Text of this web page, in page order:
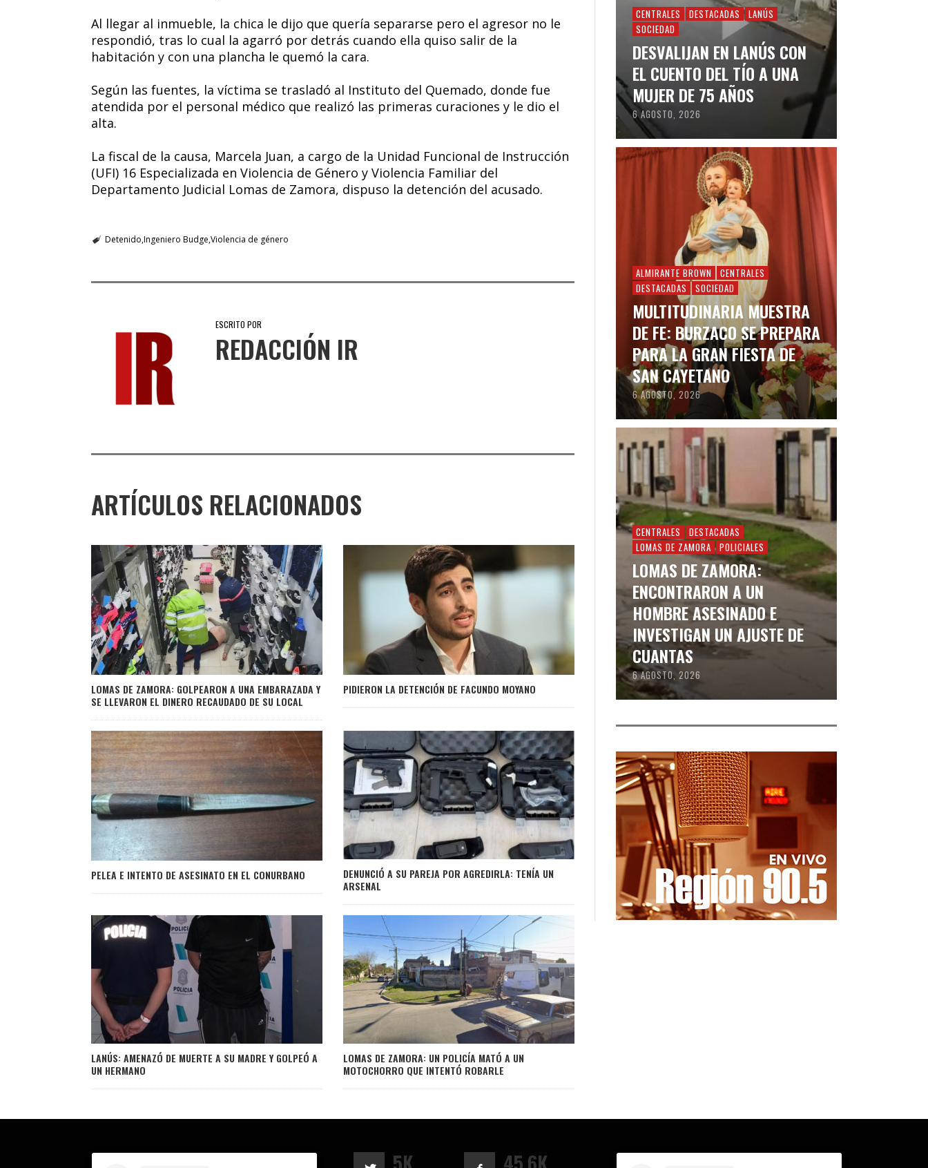
Al llegar al inmueble, la chica le dijo que quería separarse pero el agresor no le
respondió, tras lo cual la agarró por detrás cuando ella quiso salir de la
habitación y con una plancha le quemó la cara.
Según las fuentes, la víctima se trasladó al Instituto del Quemado, donde fue
atendida por el personal médico que realizó las primeras curaciones y le dio el
alta.
La fiscal de la causa, Marcela Juan, a cargo de la Unidad Funcional de Instrucción
(UFI) 16 Especializada en Violencia de Género y Violencia Familiar del
Departamento Judicial Lomas de Zamora, dispuso la detención del acusado.
Detenido Ingeniero Budge Violencia de género
ESCRITO POR
REDACCIÓN IR
ARTÍCULOS RELACIONADOS
LOMAS DE ZAMORA: GOLPEARON A UNA EMBARAZADA Y
SE LLEVARON EL DINERO RECAUDADO DE SU LOCAL
PIDIERON LA DETENCIÓN DE FACUNDO MOYANO
PELEA E INTENTO DE ASESINATO EN EL CONURBANO
DENUNCIÓ A SU PAREJA POR AGREDIRLA: TENÍA UN
ARSENAL
LANÚS: AMENAZÓ DE MUERTE A SU MADRE Y GOLPEÓ A
UN HERMANO
LOMAS DE ZAMORA: UN POLICÍA MATÓ A UN
MOTOCHORRO QUE INTENTÓ ROBARLE
CENTRALES DESTACADAS
LANÚS
SOCIEDAD
DESVALIJAN EN LANÚS CON
EL CUENTO DEL TÍO A UNA
MUJER DE 75 AÑOS
6 AGOSTO, 2026
ALMIRANTE BROWN
CENTRALES
DESTACADAS
SOCIEDAD
MULTITUDINARIA MUESTRA
DE FE: BURZACO SE PREPARA
PARA LA GRAN FIESTA DE
SAN CAYETANO
6 AGOSTO, 2026
CENTRALES
DESTACADAS
LOMAS DE ZAMORA
POLICIALES
LOMAS DE ZAMORA:
ENCONTRARON A UN
HOMBRE ASESINADO E
INVESTIGAN UN AJUSTE DE
CUANTAS
6 AGOSTO, 2026